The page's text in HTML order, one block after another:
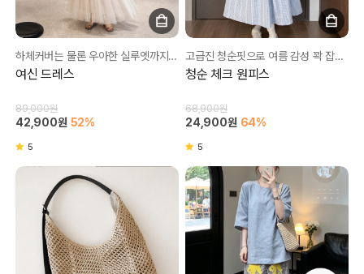
하체커버는 물론 우아한 실루엣까지 완성✨
여신 드레스
89,000원
42,900원 52%
5
고급진 청순핏으로 여름 감성 꽉 잡아보세요❤
청순 체크 원피스
68,900원
24,900원 64%
5